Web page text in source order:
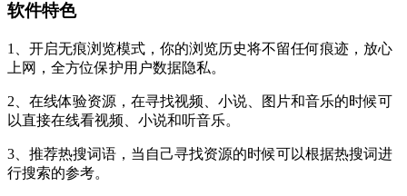
软件特色
1、开启无痕浏览模式，你的浏览历史将不留任何痕迹，放心
上网，全方位保护用户数据隐私。
2、在线体验资源，在寻找视频、小说、图片和音乐的时候可
以直接在线看视频、小说和听音乐。
3、推荐热搜词语，当自己寻找资源的时候可以根据热搜词进
行搜索的参考。